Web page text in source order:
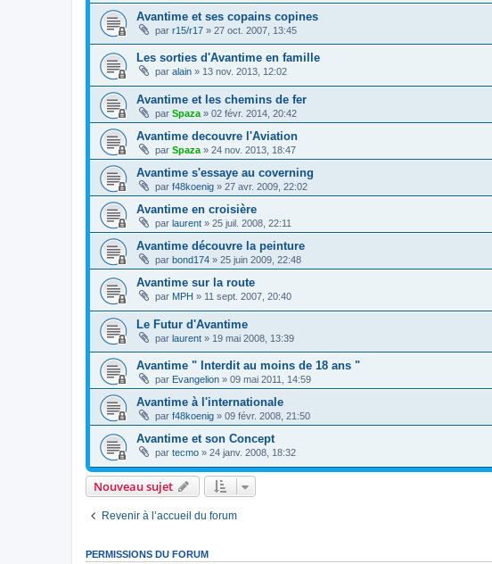
Avantime et ses copains copines
par r15/r17 » 27 oct. 2007, 13:45
Les sorties d'Avantime en famille
par alain » 13 nov. 2013, 12:02
Avantime et les chemins de fer
par Spaza » 02 févr. 2014, 20:42
Avantime decouvre l'Aviation
par Spaza » 24 nov. 2013, 18:47
Avantime s'essaye au coverning
par f48koenig » 27 avr. 2009, 22:02
Avantime en croisière
par laurent » 25 juil. 2008, 22:11
Avantime découvre la peinture
par bond174 » 25 juin 2009, 22:48
Avantime sur la route
par MPH » 11 sept. 2007, 20:40
Le Futur d'Avantime
par laurent » 19 mai 2008, 13:39
Avantime " Interdit au moins de 18 ans "
par Evangelion » 09 mai 2011, 14:59
Avantime à l'internationale
par f48koenig » 09 févr. 2008, 21:50
Avantime et son Concept
par tecmo » 24 janv. 2008, 18:32
Nouveau sujet
Revenir à l’accueil du forum
PERMISSIONS DU FORUM